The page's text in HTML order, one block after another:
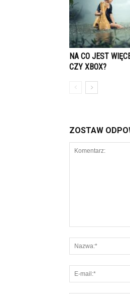
NA CO JEST
CZY XBOX?
ZOSTAW